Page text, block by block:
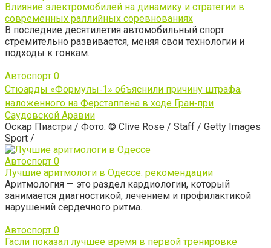
Влияние электромобилей на динамику и стратегии в
современных раллийных соревнованиях
В последние десятилетия автомобильный спорт
стремительно развивается, меняя свои технологии и
подходы к гонкам.
Автоспорт 0
Стюарды «Формулы‑1» объяснили причину штрафа,
наложенного на Ферстаппена в ходе Гран‑при
Саудовской Аравии
Оскар Пиастри / Фото: © Clive Rose / Staff / Getty Images
Sport /
Автоспорт 0
Лучшие аритмологи в Одессе: рекомендации
Аритмология — это раздел кардиологии, который
занимается диагностикой, лечением и профилактикой
нарушений сердечного ритма.
Автоспорт 0
Гасли показал лучшее время в первой тренировке